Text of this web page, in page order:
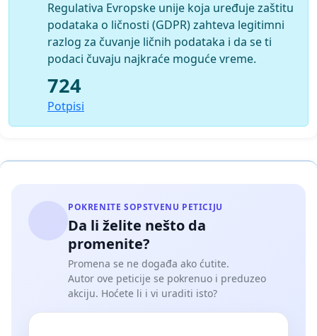
Regulativa Evropske unije koja uređuje zaštitu
podataka o ličnosti (GDPR) zahteva legitimni
razlog za čuvanje ličnih podataka i da se ti
podaci čuvaju najkraće moguće vreme.
724
Potpisi
POKRENITE SOPSTVENU PETICIJU
Da li želite nešto da
promenite?
Promena se ne događa ako ćutite.
Autor ove peticije se pokrenuo i preduzeo
akciju. Hoćete li i vi uraditi isto?